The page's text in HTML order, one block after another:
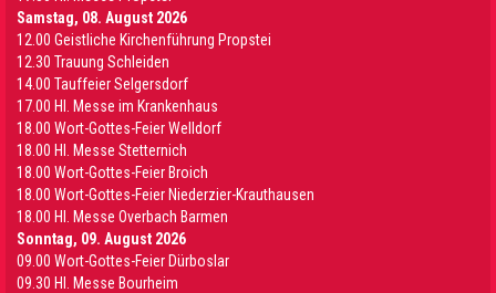
Musik& Kultur
Seelsorge & Kontakt
Samstag, 08. August 2026
12.00 Geistliche Kirchenführung Propstei
12.30 Trauung Schleiden
14.00 Tauffeier Selgersdorf
17.00 Hl. Messe im Krankenhaus
18.00 Wort-Gottes-Feier Welldorf
18.00 Hl. Messe Stetternich
18.00 Wort-Gottes-Feier Broich
18.00 Wort-Gottes-Feier Niederzier-Krauthausen
18.00 Hl. Messe Overbach Barmen
Sonntag, 09. August 2026
09.00 Wort-Gottes-Feier Dürboslar
09.30 HI. Messe Bourheim